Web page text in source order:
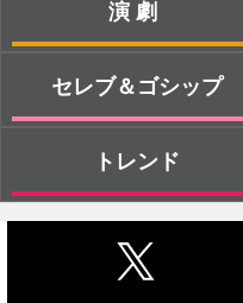
演劇
セレブ＆ゴシップ
トレンド